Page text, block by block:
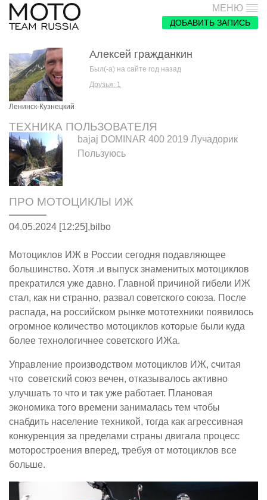
МЕНЮ
ДОБАВИТЬ ЗАПИСЬ
Ленинск-Кузнецкий
Алексей гражданкин
Был(-а) на сайте год назад
Друзья: 1
ТЕХНИКА ПОЛЬЗОВАТЕЛЯ
bajaj DOMINAR 400 2019 Лучадорик
Пользуюсь
ПРО МОТОЦИКЛЫ ИЖ
04.05.2024 [12:25],bilbo
Мотоциклов ИЖ в России сегодня подавляющее
большинство. Хотя .и выпуск знаменитых мотоциклов
прекратился уже давно. Главной причиной гибели ИЖ
стал, как ни странно, развал советского союза. После
распада, на российском рынке мототехники появилось
огромное количество мотоциклов которые были куда
более технологичнее советского ИЖа.
Управление производством мотоциклов ИЖ, считая
что советский союз вечен, отказывалось активно
улучшать то что и так уже работает. Плановая
экономика того времени занималась тем чтобы
снабдить население техникой, тогда как агрессивная
конкуренция за пределами страны двигала процесс
моторостроения вперед, требуя от мотоциклов все
больше.